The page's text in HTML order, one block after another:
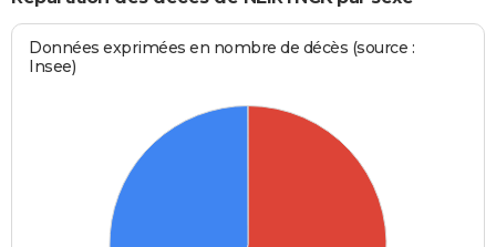
Données exprimées en nombre de décès (source :
Insee)